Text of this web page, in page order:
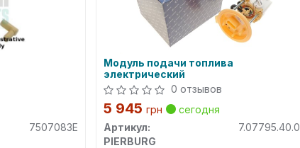
7507083E
Модуль подачи топлива
электрический
0 отзывов
5 945 грн
сегодня
Артикул:
7.07795.40.0
PIERBURG